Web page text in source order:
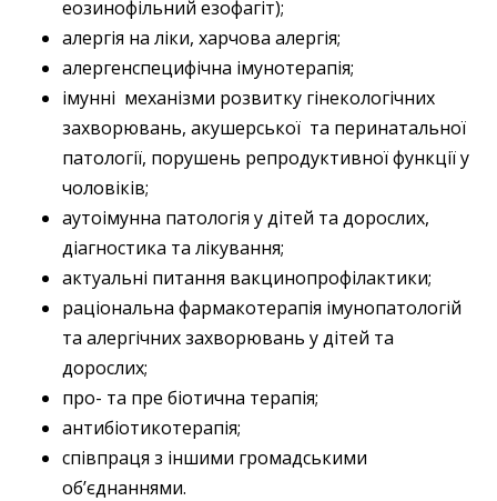
еозинофільний езофагіт);
алергія на ліки, харчова алергія;
алергенспецифічна імунотерапія;
імунні механізми розвитку гінекологічних
захворювань, акушерської та перинатальної
патології, порушень репродуктивної функції у
чоловіків;
аутоімунна патологія у дітей та дорослих,
діагностика та лікування;
актуальні питання вакцинопрофілактики;
раціональна фармакотерапія імунопатологій
та алергічних захворювань у дітей та
дорослих;
про- та пре біотична терапія;
антибіотикотерапія;
співпраця з іншими громадськими
об’єднаннями.